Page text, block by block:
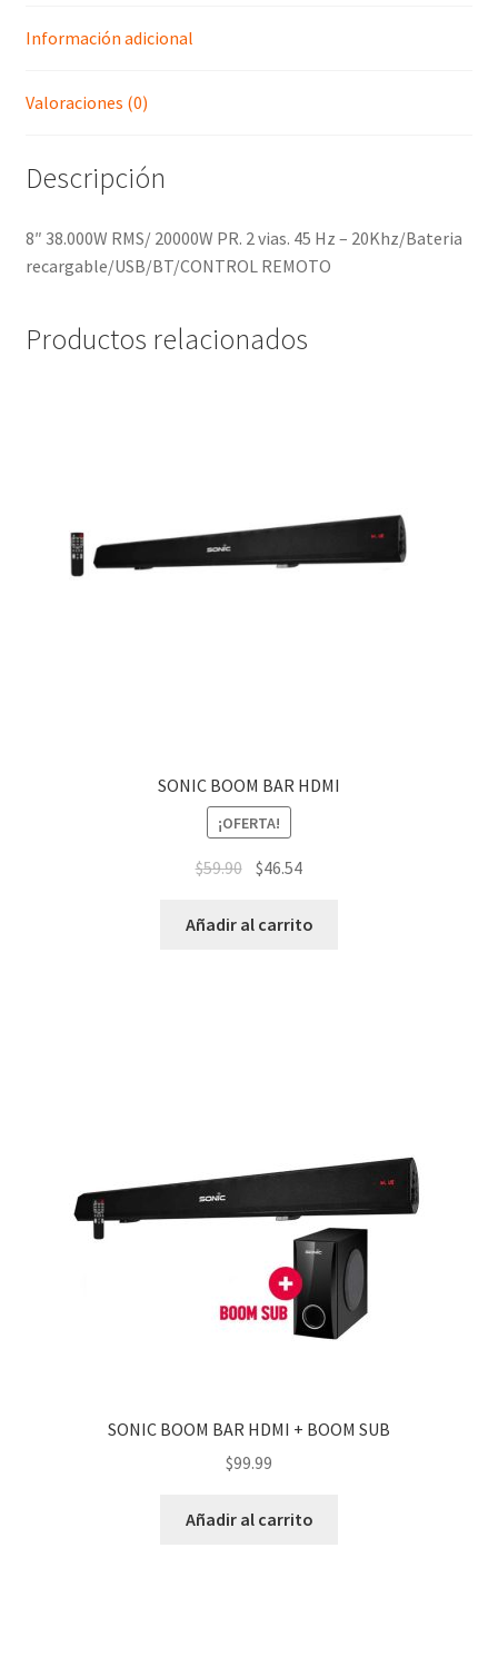
Información adicional
Valoraciones (0)
Descripción
8″ 38.000W RMS/ 20000W PR. 2 vias. 45 Hz – 20Khz/Bateria
recargable/USB/BT/CONTROL REMOTO
Productos relacionados
SONIC BOOM BAR HDMI
¡OFERTA!
$59.90 $46.54
Añadir al carrito
SONIC BOOM BAR HDMI + BOOM SUB
$99.99
Añadir al carrito